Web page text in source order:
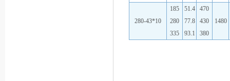
280-43*10
185
280
335
51.4
77.8
93.1
470
430
380
1480